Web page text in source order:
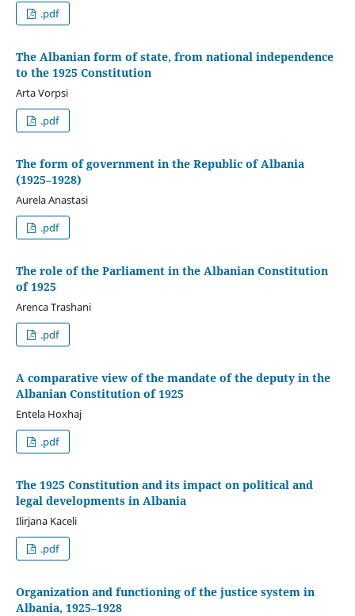
.pdf
The Albanian form of state, from national independence
to the 1925 Constitution
Arta Vorpsi
.pdf
The form of government in the Republic of Albania
(1925–1928)
Aurela Anastasi
.pdf
The role of the Parliament in the Albanian Constitution
of 1925
Arenca Trashani
.pdf
A comparative view of the mandate of the deputy in the
Albanian Constitution of 1925
Entela Hoxhaj
.pdf
The 1925 Constitution and its impact on political and
legal developments in Albania
Ilirjana Kaceli
.pdf
Organization and functioning of the justice system in
Albania, 1925–1928